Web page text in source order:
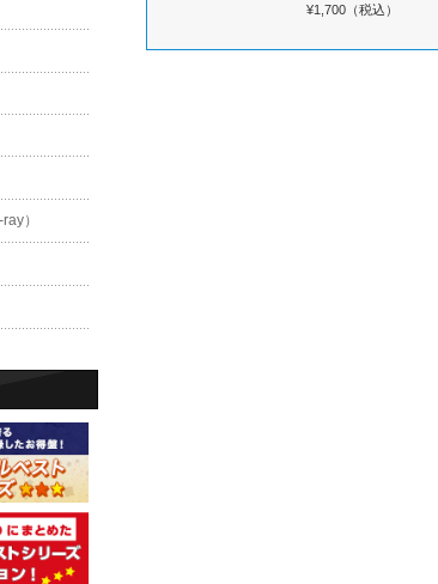
¥1,700（税込）
）